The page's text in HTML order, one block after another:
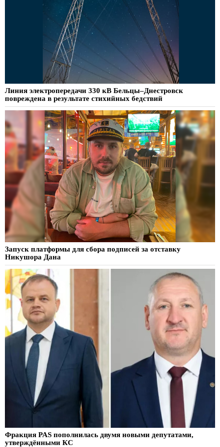
Линия электропередачи 330 кВ Бельцы–Днестровск
повреждена в результате стихийных бедствий
Запуск платформы для сбора подписей за отставку
Никушора Дана
Фракция PAS пополнилась двумя новыми депутатами,
утверждёнными КС